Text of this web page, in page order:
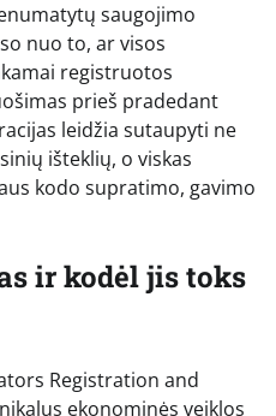
saugojimo
nuo to, ar visos
registruotos
prieš pradedant
leidžia sutaupyti ne
išteklių, o viskas
kodo supratimo, gavimo
ir kodėl jis toks
Registration and
ekonominės veiklos